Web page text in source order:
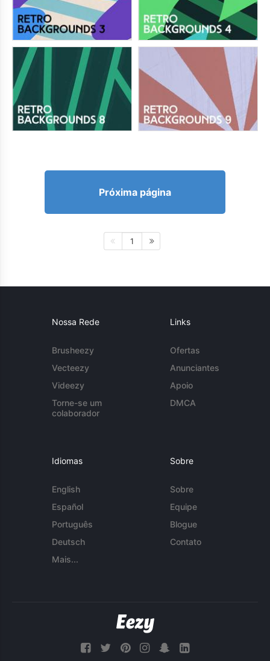
Próxima página
1
Nossa Rede
Brusheezy
Vecteezy
Videezy
Torne-se um
colaborador
Links
Ofertas
Anunciantes
Apoio
DMCA
Idiomas
English
Español
Português
Deutsch
Mais...
Sobre
Sobre
Equipe
Blogue
Contato